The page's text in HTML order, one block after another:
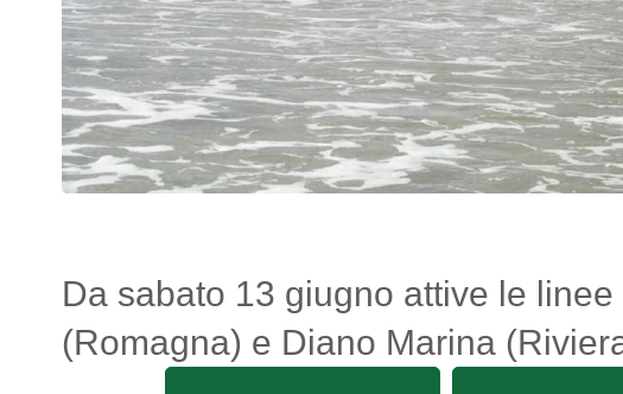
Da sabato 13 giugno attive le
(Romagna) e Diano Marina